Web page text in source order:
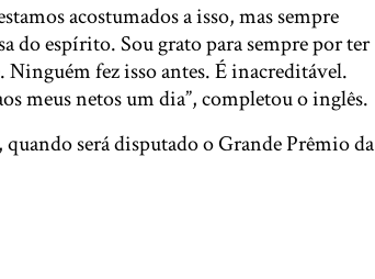
acostumados a isso, mas sempre
do espírito. Sou grato para sempre por ter
Ninguém fez isso antes. É inacreditável.
meus netos um dia”, completou o inglês.
quando será disputado o Grande Prêmio da